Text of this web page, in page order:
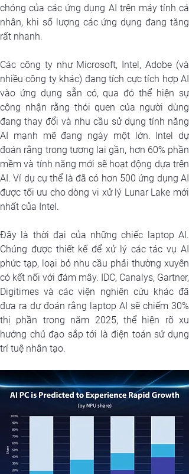
chóng của các ứng dụng AI trên máy tính cá
nhân, khi số lượng các ứng dụng đang tăng
rất nhanh.
Các công ty như Microsoft, Intel, Adobe (và
nhiều công ty khác) đang tích cực tích hợp AI
vào ứng dụng sẵn có, qua đó thể hiện sự
công nhận rằng thói quen của người dùng
đang thay đổi và nhu cầu sử dụng tính năng
AI mạnh mẽ đang ngày một lớn. Intel dự
đoán rằng trong tương lai gần, hơn 60% phần
mềm và tính năng mới sẽ hoạt động dựa trên
AI. Ví dụ cụ thể là đã có hơn 500 ứng dụng AI
được tối ưu cho dòng vi xử lý Lunar Lake mới
nhất của Intel.
Đây là thời đại của những chiếc laptop AI.
Chúng được thiết kế để xử lý các tác vụ AI
phức tạp, loại bỏ nhu cầu phải thường xuyên
có kết nối với đám mây. IDC, Canalys, Gartner,
Digitimes và các viện nghiên cứu khác đã
đưa ra dự đoán rằng laptop AI sẽ chiếm 30%
thị phần trong năm 2025, thể hiện rõ xu
hướng chủ đạo sắp tới là điện toán sử dụng
trí tuệ nhân tạo.